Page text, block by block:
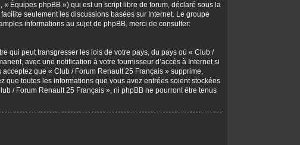
Équipes phpBB ») qui est un script libre de forum, déclaré sous la
seulement les discussions basées sur Internet. Le groupe
informations au sujet de phpBB, merci de consulter:
qui peut transgresser les lois de votre pays, du pays où « Club /
avec une notification à votre fournisseur d’accès à Internet si
que « Club / Forum Renault 25 Français » supprime,
que toutes les informations que vous avez entrées soient stockées
/ Forum Renault 25 Français », ni phpBB ne pourront être tenus